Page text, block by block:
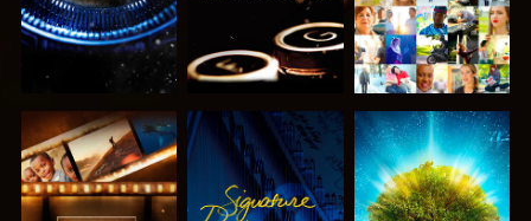
UTFORSKA
SERIEN
TITTA
UTFORSKA
SERIEN